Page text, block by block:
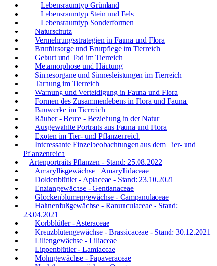
Lebensraumtyp Grünland
Lebensraumtyp Stein und Fels
Lebensraumtyp Sonderformen
Naturschutz
Vermehrungsstrategien in Fauna und Flora
Brutfürsorge und Brutpflege im Tierreich
Geburt und Tod im Tierreich
Metamorphose und Häutung
Sinnesorgane und Sinnesleistungen im Tierreich
Tarnung im Tierreich
Warnung und Verteidigung in Fauna und Flora
Formen des Zusammenlebens in Flora und Fauna.
Bauwerke im Tierreich
Räuber - Beute - Beziehung in der Natur
Ausgewählte Portraits aus Fauna und Flora
Exoten im Tier- und Pflanzenreich
Interessante Einzelbeobachtungen aus dem Tier- und
Pflanzenreich
Artenportraits Pflanzen - Stand: 25.08.2022
Amaryllisgewächse - Amaryllidaceae
Doldenblütler - Apiaceae - Stand: 23.10.2021
Enziangewächse - Gentianaceae
Glockenblumengewächse - Campanulaceae
Hahnenfußgewächse - Ranunculaceae - Stand:
23.04.2021
Korbblütler - Asteraceae
Kreuzblütengewächse - Brassicaceae - Stand: 30.12.2021
Liliengewächse - Liliaceae
Lippenblütler - Lamiaceae
Mohngewächse - Papaveraceae